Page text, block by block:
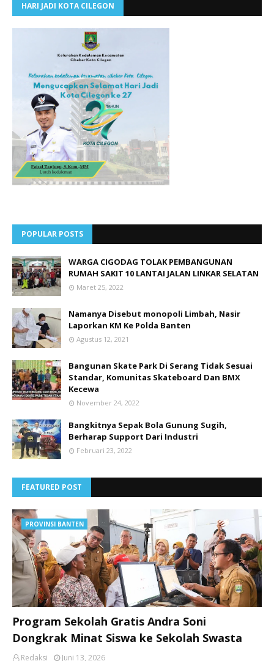
HARI JADI KOTA CILEGON
POPULAR POSTS
WARGA CIGODAG TOLAK PEMBANGUNAN
RUMAH SAKIT 10 LANTAI JALAN LINKAR SELATAN
Maret 25, 2022
Namanya Disebut monopoli Limbah, Nasir
Laporkan KM Ke Polda Banten
Agustus 12, 2021
Bangunan Skate Park Di Serang Tidak Sesuai
Standar, Komunitas Skateboard Dan BMX
Kecewa
November 24, 2022
Bangkitnya Sepak Bola Gunung Sugih,
Berharap Support Dari Industri
Februari 23, 2022
FEATURED POST
PROVINSI BANTEN
Program Sekolah Gratis Andra Soni
Dongkrak Minat Siswa ke Sekolah Swasta
Redaksi Juni 13, 2026